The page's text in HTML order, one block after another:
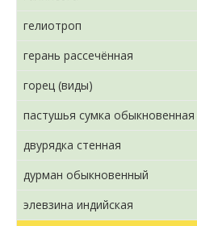
гелиотроп
герань рассечённая
горец (виды)
пастушья сумка обыкновенная
двурядка стенная
дурман обыкновенный
элевзина индийская